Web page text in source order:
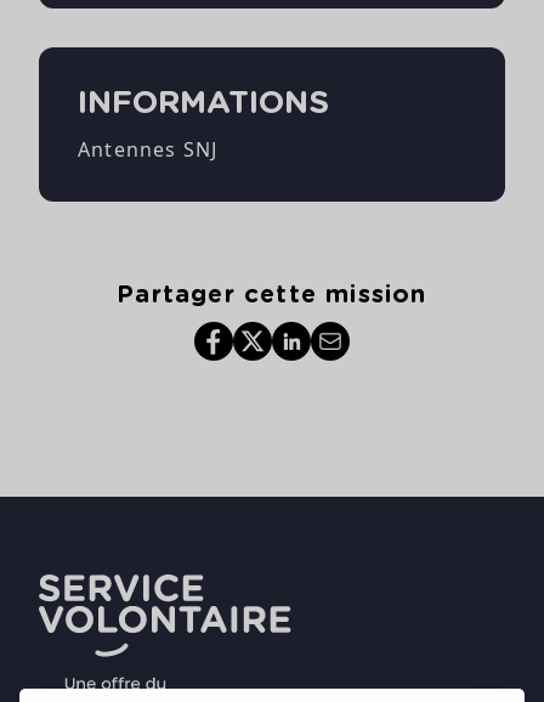
INFORMATIONS
Antennes SNJ
Partager cette mission